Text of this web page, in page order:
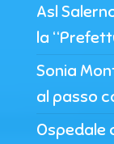
Asl
la
Sonia
al passo
Ospedale